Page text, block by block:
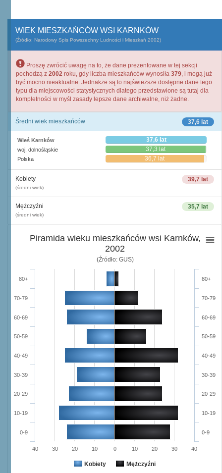
WIEK MIESZKAŃCÓW WSI KARNKÓW
(Źródło: Narodowy Spis Powszechny Ludności i Mieszkań 2002)
Proszę zwrócić uwagę na to, że dane prezentowane w tej sekcji
pochodzą z 2002 roku, gdy liczba mieszkańców wynosiła 379, i mogą już
być mocno nieaktualne. Jednakże są to najświeższe dostępne dane tego
typu dla miejscowości statystycznych dlatego przedstawione są tutaj dla
kompletności w myśl zasady lepsze dane archiwalne, niż żadne.
37,6 lat
Średni wiek mieszkańców
Wieś Karnków 37,6 lat
woj. dolnośląskie 37,3 lat
Polska 36,7 lat
39,7 lat
Kobiety
(średni wiek)
35,7 lat
Mężczyźni
(średni wiek)
Piramida wieku mieszkańców wsi Karnków,
2002
(Źródło: GUS)
Kobiety Mężczyźni
0-9
10-19
20-29
30-39
40-49
50-59
60-69
70-79
80+
0-9
10-19
20-29
30-39
40-49
50-59
60-69
70-79
80+
40 30 20 10 0 10 20 30 40